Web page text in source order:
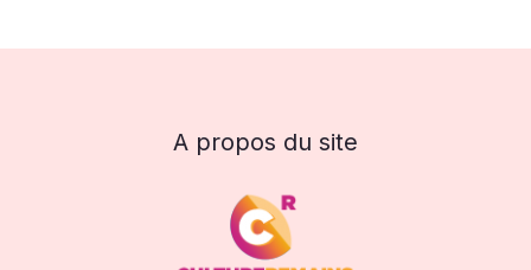
A propos du site